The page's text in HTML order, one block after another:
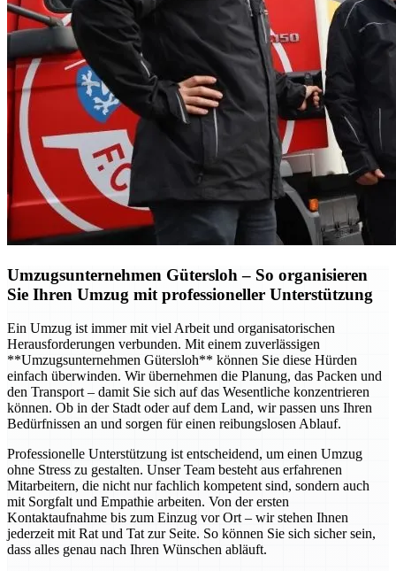
Umzugsunternehmen Gütersloh – So organisieren
Sie Ihren Umzug mit professioneller Unterstützung
Ein Umzug ist immer mit viel Arbeit und organisatorischen
Herausforderungen verbunden. Mit einem zuverlässigen
**Umzugsunternehmen Gütersloh** können Sie diese Hürden
einfach überwinden. Wir übernehmen die Planung, das Packen und
den Transport – damit Sie sich auf das Wesentliche konzentrieren
können. Ob in der Stadt oder auf dem Land, wir passen uns Ihren
Bedürfnissen an und sorgen für einen reibungslosen Ablauf.
Professionelle Unterstützung ist entscheidend, um einen Umzug
ohne Stress zu gestalten. Unser Team besteht aus erfahrenen
Mitarbeitern, die nicht nur fachlich kompetent sind, sondern auch
mit Sorgfalt und Empathie arbeiten. Von der ersten
Kontaktaufnahme bis zum Einzug vor Ort – wir stehen Ihnen
jederzeit mit Rat und Tat zur Seite. So können Sie sich sicher sein,
dass alles genau nach Ihren Wünschen abläuft.